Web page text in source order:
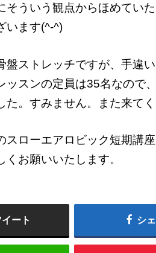
そういう観点からほめてい
います(^-^)
盤ストレッチですが、手違
ッスンの定員は35名なので
た。すみません。また来て
スローエアロビック短期講座
くお願いいたします。
イート シ